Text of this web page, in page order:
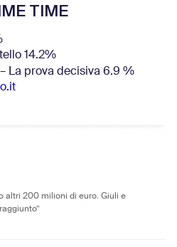
TIME
14.2%
La prova decisiva 6.9 %
altri 200 milioni di euro. Giuli e